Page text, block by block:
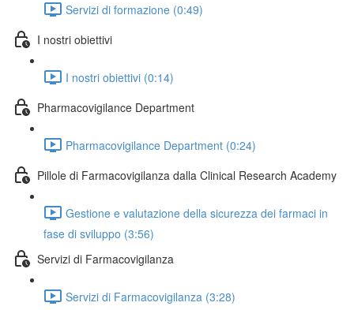
Servizi di formazione (0:49)
I nostri obiettivi
I nostri obiettivi (0:14)
Pharmacovigilance Department
Pharmacovigilance Department (0:24)
Pillole di Farmacovigilanza dalla Clinical Research Academy
Gestione e valutazione della sicurezza dei farmaci in
fase di sviluppo (3:56)
Servizi di Farmacovigilanza
Servizi di Farmacovigilanza (3:28)